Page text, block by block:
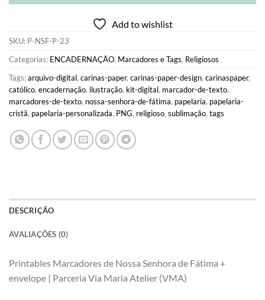
Add to wishlist
SKU: P-NSF-P-23
Categorias: ENCADERNAÇÃO, Marcadores e Tags, Religiosos
Tags:arquivo-digital, carinas-paper, carinas-paper-design, carinaspaper,
católico, encadernação, ilustração, kit-digital, marcador-de-texto,
marcadores-de-texto, nossa-senhora-de-fátima, papelaria, papelaria-
cristã, papelaria-personalizada, PNG, religioso, sublimação, tags
DESCRIÇÃO
AVALIAÇÕES (0)
Printables Marcadores de Nossa Senhora de Fátima +
envelope | Parceria Via Maria Atelier (VMA)